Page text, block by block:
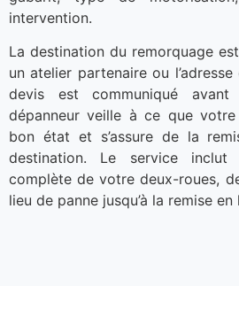
intervention.
La destination du remorquage
un atelier partenaire ou
devis est communiqué
dépanneur veille à ce que
bon état et s’assure de la
destination. Le service
complète de votre deux-roues,
lieu de panne jusqu’à la remise en